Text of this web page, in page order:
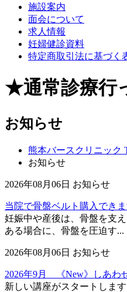
施設案内
面会について
求人情報
妊婦健診資料
特定商取引法に基づく
★通常診療行
お知らせ
熊本バースクリニック
お知らせ
2026年08月06日 お知らせ
当院で骨盤ベルト購入でき
妊娠中や産後は、骨盤を支
ある場合に、骨盤を圧迫す...
2026年08月06日 お知らせ
2026年9月 《New》しあわ
新しい講座がスタートしま